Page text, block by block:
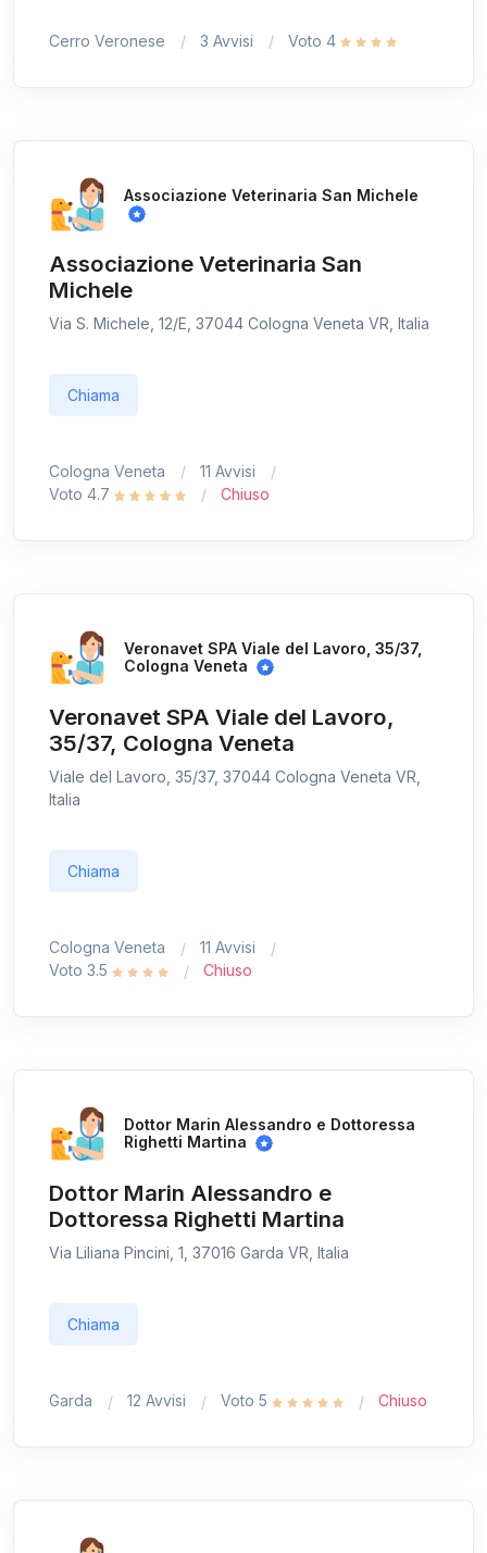
Cerro Veronese 3 Avvisi Voto 4
Associazione Veterinaria San Michele
Associazione Veterinaria San
Michele
Via S. Michele, 12/E, 37044 Cologna Veneta VR, Italia
Chiama
Cologna Veneta
11 Avvisi
Voto 4.7
Chiuso
Veronavet SPA Viale del Lavoro, 35/37,
Cologna Veneta
Veronavet SPA Viale del Lavoro,
35/37, Cologna Veneta
Viale del Lavoro, 35/37, 37044 Cologna Veneta VR,
Italia
Chiama
Cologna Veneta
11 Avvisi
Voto 3.5
Chiuso
Dottor Marin Alessandro e Dottoressa
Righetti Martina
Dottor Marin Alessandro e
Dottoressa Righetti Martina
Via Liliana Pincini, 1, 37016 Garda VR, Italia
Chiama
Garda 12 Avvisi Voto 5 Chiuso